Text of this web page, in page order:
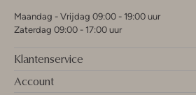
Maandag - Vrijdag 09:00 - 19:00 uur
Zaterdag 09:00 - 17:00 uur
Klantenservice
Account